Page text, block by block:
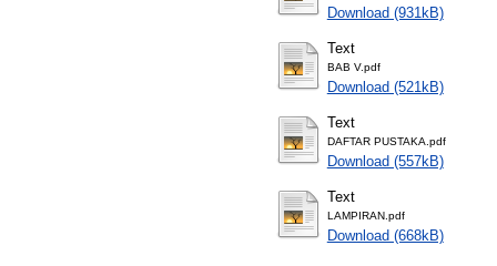
Download (931kB)
Text
BAB V.pdf
Download (521kB)
Text
DAFTAR PUSTAKA.pdf
Download (557kB)
Text
LAMPIRAN.pdf
Download (668kB)